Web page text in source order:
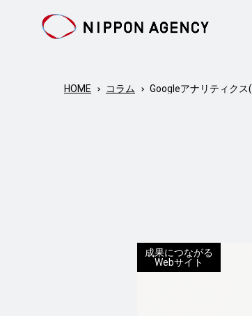
HOME コラム Googleアナリティク
成果につながる
Webサイト